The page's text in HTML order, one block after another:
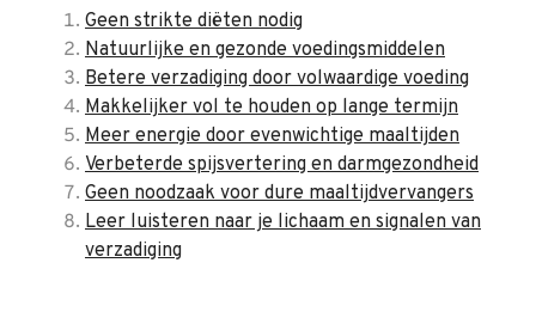
Geen strikte diëten nodig
Natuurlijke en gezonde voedingsmiddelen
Betere verzadiging door volwaardige voeding
Makkelijker vol te houden op lange termijn
Meer energie door evenwichtige maaltijden
Verbeterde spijsvertering en darmgezondheid
Geen noodzaak voor dure maaltijdvervangers
Leer luisteren naar je lichaam en signalen van
verzadiging